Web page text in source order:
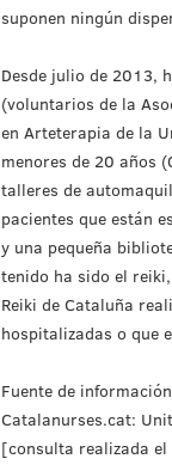
suponen ningún
Desde julio de 2013,
(voluntarios de la
en Arteterapia de la
menores de 20 años
talleres de
pacientes que están
y una pequeña
tenido ha sido el
Reiki de Cataluña
hospitalizadas o que
Fuente de
Catalanurses.cat:
[consulta realizada